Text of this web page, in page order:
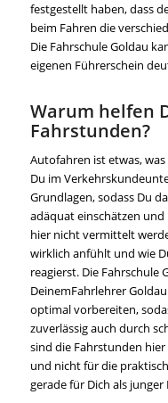
festgestellt haben, dass
beim Fahren die
Die Fahrschule Goldau
eigenen Führerschein
Warum helfen
Fahrstunden?
Autofahren ist etwas,
Du im
Grundlagen, sodass Du
adäquat einschätzen
hier nicht vermittelt
wirklich anfühlt und wie
reagierst. Die
DeinemFahrlehrer
optimal vorbereiten,
zuverlässig auch durch
sind die Fahrstunden
und nicht für die
gerade für Dich als